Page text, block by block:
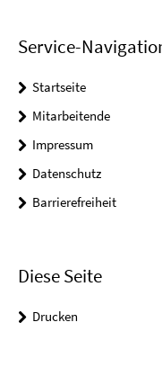
Service-
Startseite
Mitarbeitende
Impressum
Datenschutz
Barrierefreiheit
Diese Seite
Drucken